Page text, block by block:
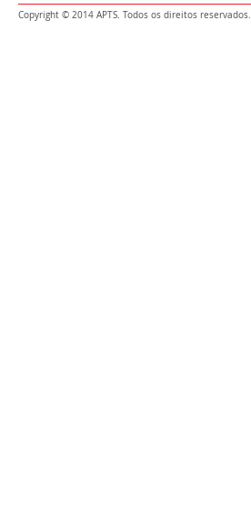
Copyright © 2014 APTS. Todos os direitos reservados.